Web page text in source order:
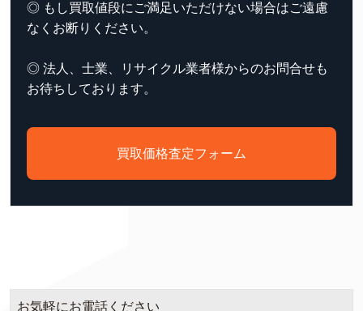
◎ もし買取値段にご満足いただけない場合はご遠慮
なくお断りください。
◎ 法人、士業、リサイクル業者様からのお問合せも
お待ちしております。
買取価格査定フォーム
お気軽にお電話ください